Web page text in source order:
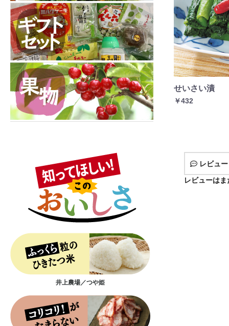
井上農場／つや姫
せいさい漬
￥432
レビュー
レビューは